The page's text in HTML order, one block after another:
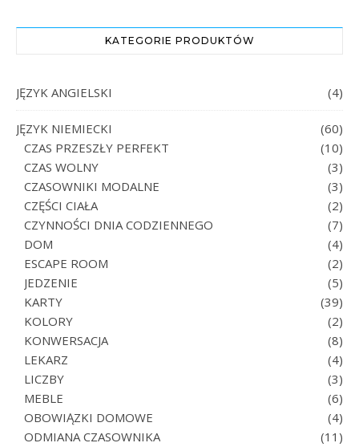
KATEGORIE PRODUKTÓW
JĘZYK ANGIELSKI (4)
JĘZYK NIEMIECKI
(60)
CZAS PRZESZŁY PERFEKT
(10)
CZAS WOLNY
(3)
CZASOWNIKI MODALNE
(3)
CZĘŚCI CIAŁA
(2)
CZYNNOŚCI DNIA CODZIENNEGO
(7)
DOM
(4)
ESCAPE ROOM
(2)
JEDZENIE
(5)
KARTY
(39)
KOLORY
(2)
KONWERSACJA
(8)
LEKARZ
(4)
LICZBY
(3)
MEBLE
(6)
OBOWIĄZKI DOMOWE
(4)
ODMIANA CZASOWNIKA
(11)